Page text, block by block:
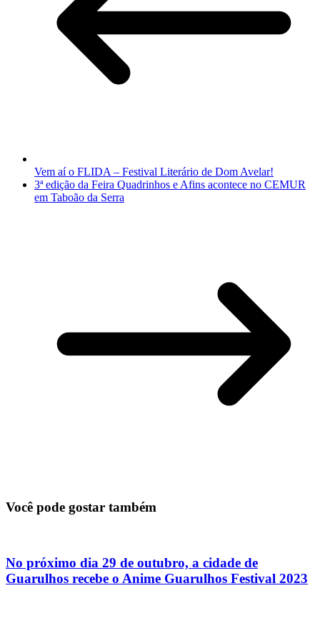
Vem aí o FLIDA – Festival Literário de Dom Avelar!
3ª edição da Feira Quadrinhos e Afins acontece no CEMUR
em Taboão da Serra
Você pode gostar também
No próximo dia 29 de outubro, a cidade de
Guarulhos recebe o Anime Guarulhos Festival 2023